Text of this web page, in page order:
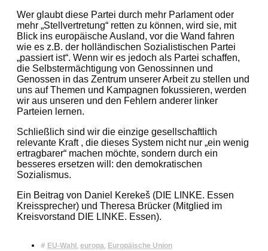
Wer glaubt diese Partei durch mehr Parlament oder
mehr „Stellvertretung“ retten zu können, wird sie, mit
Blick ins europäische Ausland, vor die Wand fahren
wie es z.B. der holländischen Sozialistischen Partei
„passiert ist“. Wenn wir es jedoch als Partei schaffen,
die Selbstermächtigung von Genossinnen und
Genossen in das Zentrum unserer Arbeit zu stellen und
uns auf Themen und Kampagnen fokussieren, werden
wir aus unseren und den Fehlern anderer linker
Parteien lernen.
Schließlich sind wir die einzige gesellschaftlich
relevante Kraft , die dieses System nicht nur „ein wenig
ertragbarer“ machen möchte, sondern durch ein
besseres ersetzen will: den demokratischen
Sozialismus.
Ein Beitrag von Daniel Kerekeš (DIE LINKE. Essen
Kreissprecher) und Theresa Brücker (Mitglied im
Kreisvorstand DIE LINKE. Essen).
# EU-Wahl, europa, Europäische Union